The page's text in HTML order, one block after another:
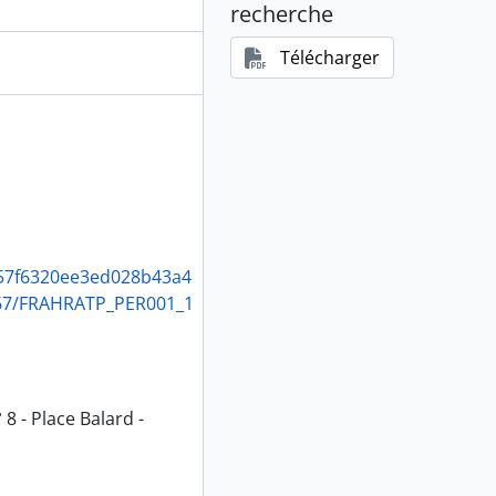
- Place Balard -
recherche
Télécharger